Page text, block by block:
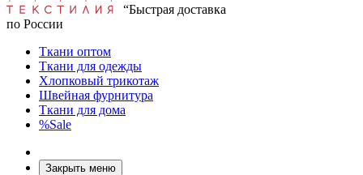
“Быстрая доставка
по России
Ткани оптом
Ткани для одежды
Хлопковый трикотаж
Швейная фурнитура
Ткани для дома
%Sale
Закрыть меню